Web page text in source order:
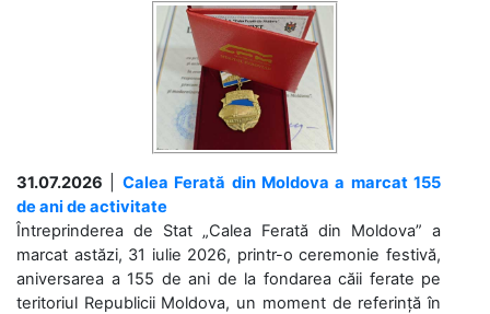
31.07.2026
Calea Ferată din Moldova a marcat 155
de ani de activitate
Întreprinderea de Stat „Calea Ferată din Moldova” a
marcat astăzi, 31 iulie 2026, printr-o ceremonie festivă,
aniversarea a 155 de ani de la fondarea căii ferate pe
teritoriul Republicii Moldova, un moment de referință în